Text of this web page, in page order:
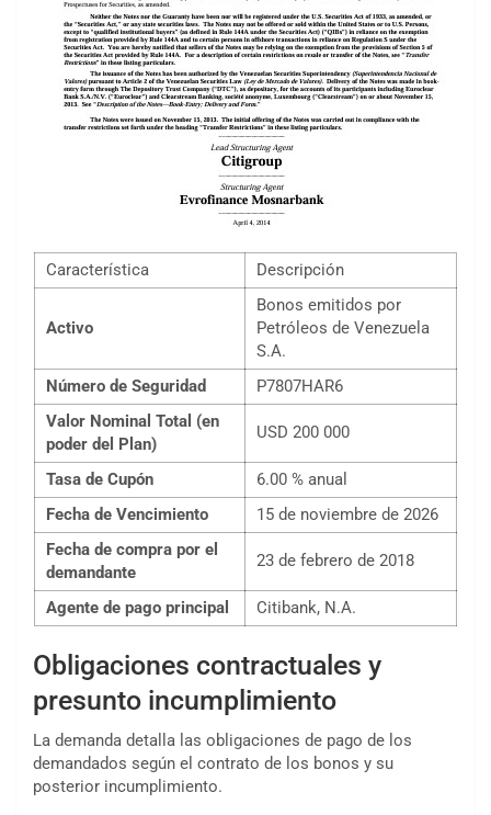
Característica Descripción
Activo
Bonos emitidos por
Petróleos de Venezuela
S.A.
Número de Seguridad
P7807HAR6
Valor Nominal Total (en
poder del Plan)
USD 200 000
Tasa de Cupón
6.00 % anual
Fecha de Vencimiento
15 de noviembre de 2026
Fecha de compra por el
demandante
23 de febrero de 2018
Agente de pago principal Citibank, N.A.
Obligaciones contractuales y
presunto incumplimiento
La demanda detalla las obligaciones de pago de los
demandados según el contrato de los bonos y su
posterior incumplimiento.